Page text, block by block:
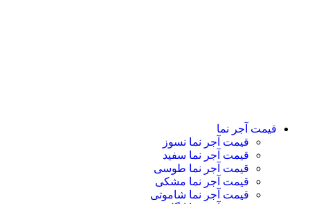
قیمت آجر نما
قیمت آجر نما نسوز
قیمت آجر نما سفید
قیمت آجر نما طوسی
قیمت آجر نما مشکی
قیمت آجر نما شاموتی